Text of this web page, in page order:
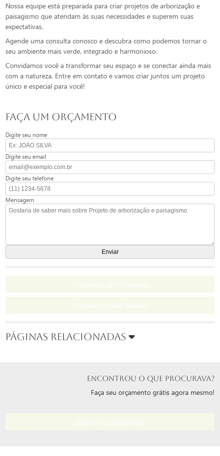
Nossa equipe está preparada para criar projetos de arborização e
paisagismo que atendam às suas necessidades e superem suas
expectativas.
Agende uma consulta conosco e descubra como podemos tornar o
seu ambiente mais verde, integrado e harmonioso.
Convidamos você a transformar seu espaço e se conectar ainda mais
com a natureza. Entre em contato e vamos criar juntos um projeto
único e especial para você!
FAÇA UM ORÇAMENTO
Digite seu nome
Digite seu email
Digite seu telefone
Mensagem
Páginas Relacionadas
ENCONTROU O QUE PROCURAVA?
Faça seu orçamento grátis agora mesmo!